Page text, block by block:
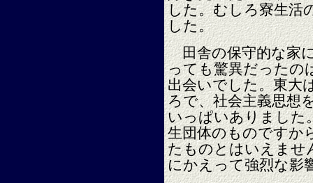
した。むしろ寮生活
した。
田舎の保守的な家
っても驚異だったの
出会いでした。東大
ろで、社会主義思想
いっぱいありました
生団体のものですか
たものとはいえませ
にかえって強烈な影